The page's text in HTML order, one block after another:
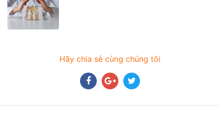
Hãy chia sẻ cùng chúng tôi